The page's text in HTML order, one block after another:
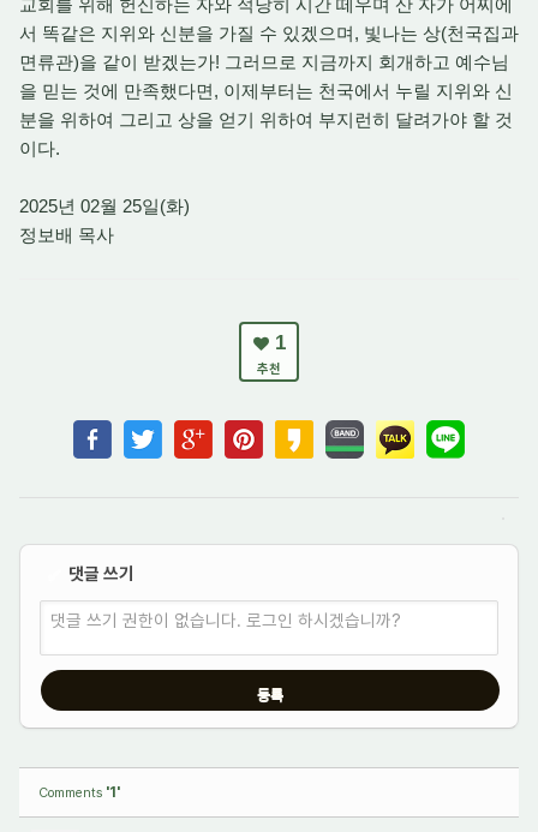
교회를 위해 헌신하는 자와 적당히 시간 떼우며 산 자가 어찌에
서 똑같은 지위와 신분을 가질 수 있겠으며, 빛나는 상(천국집과
면류관)을 같이 받겠는가! 그러므로 지금까지 회개하고 예수님
을 믿는 것에 만족했다면, 이제부터는 천국에서 누릴 지위와 신
분을 위하여 그리고 상을 얻기 위하여 부지런히 달려가야 할 것
이다.
2025년 02월 25일(화)
정보배 목사
1
추천
댓글 쓰기
댓글 쓰기 권한이 없습니다. 로그인 하시겠습니까?
Comments '1'